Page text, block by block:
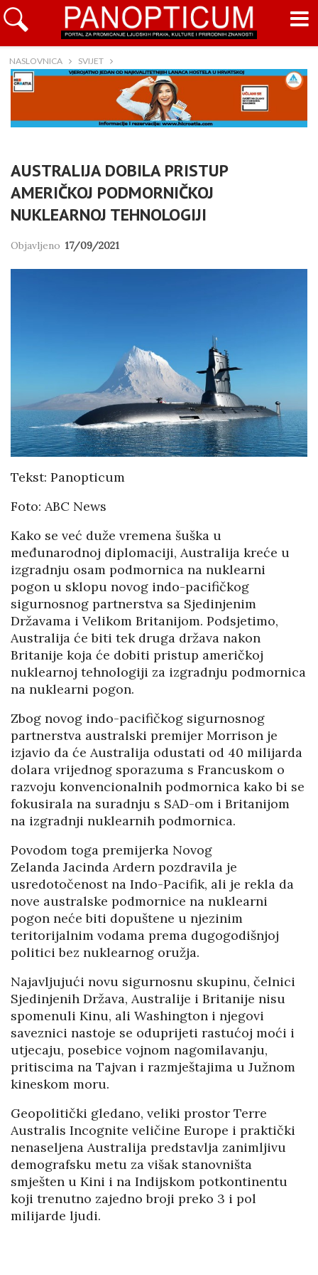
NASLOVNICA SVIJET
AUSTRALIJA DOBILA PRISTUP
AMERIČKOJ PODMORNIČKOJ
NUKLEARNOJ TEHNOLOGIJI
Objavljeno 17/09/2021
Tekst: Panopticum
Foto: ABC News
Kako se već duže vremena šuška u
međunarodnoj diplomaciji, Australija kreće u
izgradnju osam podmornica na nuklearni
pogon u sklopu novog indo-pacifičkog
sigurnosnog partnerstva sa Sjedinjenim
Državama i Velikom Britanijom. Podsjetimo,
Australija će biti tek druga država nakon
Britanije koja će dobiti pristup američkoj
nuklearnoj tehnologiji za izgradnju podmornica
na nuklearni pogon.
Zbog novog indo-pacifičkog sigurnosnog
partnerstva australski premijer Morrison je
izjavio da će Australija odustati od 40 milijarda
dolara vrijednog sporazuma s Francuskom o
razvoju konvencionalnih podmornica kako bi se
fokusirala na suradnju s SAD-om i Britanijom
na izgradnji nuklearnih podmornica.
Povodom toga premijerka Novog
Zelanda Jacinda Ardern pozdravila je
usredotočenost na Indo-Pacifik, ali je rekla da
nove australske podmornice na nuklearni
pogon neće biti dopuštene u njezinim
teritorijalnim vodama prema dugogodišnjoj
politici bez nuklearnog oružja.
Najavljujući novu sigurnosnu skupinu, čelnici
Sjedinjenih Država, Australije i Britanije nisu
spomenuli Kinu, ali Washington i njegovi
saveznici nastoje se oduprijeti rastućoj moći i
utjecaju, posebice vojnom nagomilavanju,
pritiscima na Tajvan i razmještajima u Južnom
kineskom moru.
Geopolitički gledano, veliki prostor Terre
Australis Incognite veličine Europe i praktički
nenaseljena Australija predstavlja zanimljivu
demografsku metu za višak stanovništa
smješten u Kini i na Indijskom potkontinentu
koji trenutno zajedno broji preko 3 i pol
milijarde ljudi.